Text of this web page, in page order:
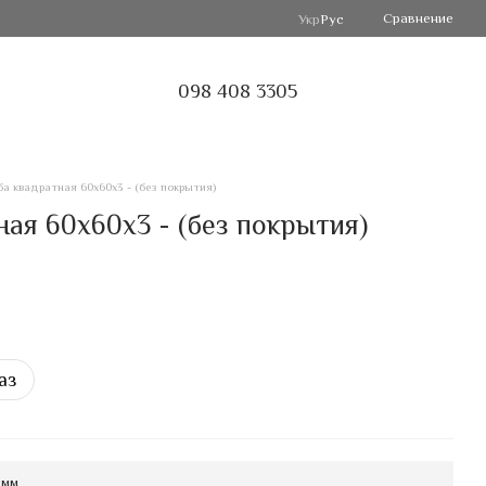
УкрРус Сравнение
098 408 3305
квадратная 60х60х3 - (без покрытия)
60х60х3 - (без покрытия)